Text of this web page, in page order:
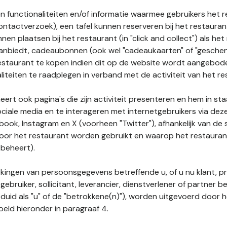
functionaliteiten en/of informatie waarmee gebruikers het
een tafel kunnen reserveren bij het
plaatsen bij het restaurant (in "click and collect") als
cadeaubonnen (ook wel "cadeaukaarten" of
te kopen indien dit op de website wordt
te raadplegen in verband met de activiteit van het
ook pagina's die zijn activiteit presenteren en hem in
media en te interageren met internetgebruikers via
Instagram en X (voorheen "Twitter"), afhankelijk van de
het restaurant worden gebruikt en waarop het
van persoonsgegevens betreffende u, of u nu klant,
sollicitant, leverancier, dienstverlener of partner
als "u" of de "betrokkene(n)"), worden uitgevoerd door
hieronder in paragraaf 4.